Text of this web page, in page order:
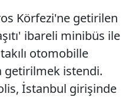
Körfezi'ne getirilen
ibareli minibüs ile
otomobille
getirilmek istendi.
İstanbul girişinde